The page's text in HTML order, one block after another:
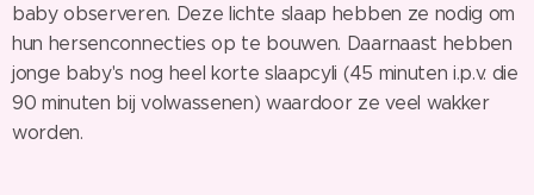
baby observeren. Deze lichte slaap hebben ze nodig om
hun hersenconnecties op te bouwen. Daarnaast hebben
jonge baby's nog heel korte slaapcyli (45 minuten i.p.v. die
90 minuten bij volwassenen) waardoor ze veel wakker
worden.